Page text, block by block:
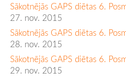
Sākotnējās GAPS diētas 6.
27. nov. 2015
Sākotnējās GAPS diētas 6.
28. nov. 2015
Sākotnējās GAPS diētas 6.
29. nov. 2015